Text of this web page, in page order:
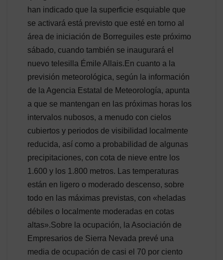
han indicado que la superficie esquiable que
se activará está previsto que esté en torno al
área de iniciación de Borreguiles este próximo
sábado, cuando también se inaugurará el
nuevo telesilla Émile Allais.En cuanto a la
previsión meteorológica, según la información
de la Agencia Estatal de Meteorología, apunta
a que se mantengan en las próximas horas los
intervalos nubosos, a menudo con cielos
cubiertos y periodos de visibilidad localmente
reducida, así como a probabilidad de algunas
precipitaciones, con cota de nieve entre los
1.600 y los 1.800 metros. Las temperaturas
están en ligero o moderado descenso, sobre
todo en las máximas previstas, con «heladas
débiles o localmente moderadas en cotas
altas».Sobre la ocupación, la Asociación de
Empresarios de Sierra Nevada prevé una
media de ocupación de casi el 70 por ciento